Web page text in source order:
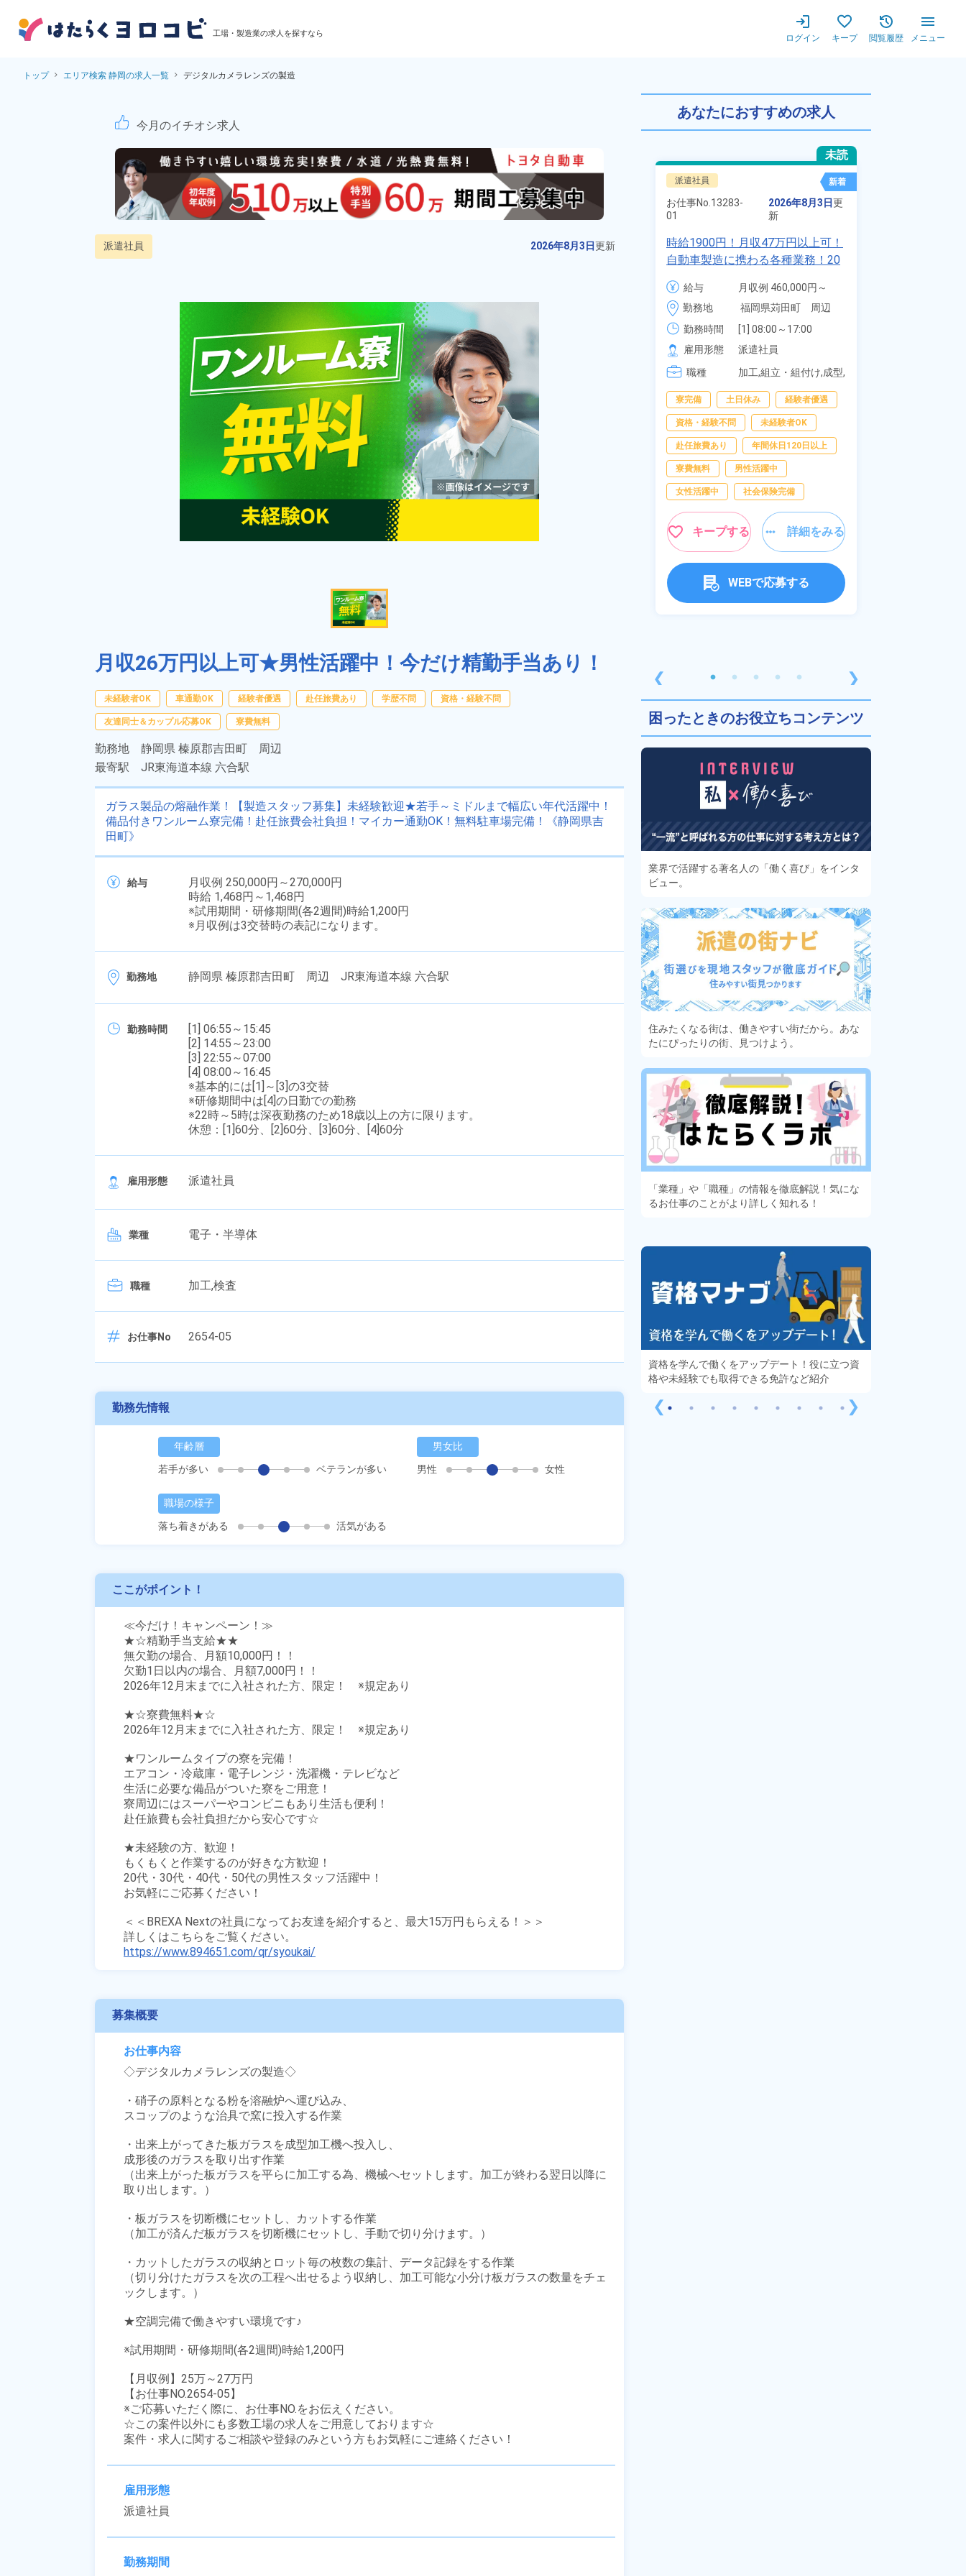
工場・製造業の求人を探すなら ログイン キープ 閲覧履歴 メニュー
トップ エリア検索 静岡の求人一覧 デジタルカメラレンズの製造
ガラス製品の熔融作業！【製造スタッフ募集】未経験歓迎★若手～ミドルまで幅
今月のイチオシ求人
派遣社員 2026年8月3日更新
月収26万円以上可★男性活躍中！今だけ精勤手当あり！
未経験者OK 車通勤OK 経験者優遇 赴任旅費あり 学歴不問 資格・経験不問
友達同士＆カップル応募OK 寮費無料
勤務地 静岡県 榛原郡吉田町 周辺
最寄駅 JR東海道本線 六合駅
ガラス製品の熔融作業！【製造スタッフ募集】未経験歓迎★若手～ミドルまで幅広い年代活躍中！
備品付きワンルーム寮完備！赴任旅費会社負担！マイカー通勤OK！無料駐車場完備！《静岡県吉
田町》
給与
月収例 250,000円～270,000円
時給 1,468円～1,468円
※試用期間・研修期間(各2週間)時給1,200円
※月収例は3交替時の表記になります。
勤務地 静岡県 榛原郡吉田町 周辺 JR東海道本線 六合駅
勤務時間
[1] 06:55～15:45
[2] 14:55～23:00
[3] 22:55～07:00
[4] 08:00～16:45
※基本的には[1]～[3]の3交替
※研修期間中は[4]の日勤での勤務
※22時～5時は深夜勤務のため18歳以上の方に限ります。
休憩：[1]60分、[2]60分、[3]60分、[4]60分
雇用形態 派遣社員
業種 電子・半導体
職種 加工,検査
お仕事No 2654-05
勤務先情報
年齢層
若手が多い
ベテランが多い
男女比
男性
女性
職場の様子
落ち着きがある
活気がある
ここがポイント！
≪今だけ！キャンペーン！≫
★☆精勤手当支給★★
無欠勤の場合、月額10,000円！！
欠勤1日以内の場合、月額7,000円！！
2026年12月末までに入社された方、限定！　※規定あり
★☆寮費無料★☆
2026年12月末までに入社された方、限定！　※規定あり
★ワンルームタイプの寮を完備！
エアコン・冷蔵庫・電子レンジ・洗濯機・テレビなど
生活に必要な備品がついた寮をご用意！
寮周辺にはスーパーやコンビニもあり生活も便利！
赴任旅費も会社負担だから安心です☆
★未経験の方、歓迎！
もくもくと作業するのが好きな方歓迎！
20代・30代・40代・50代の男性スタッフ活躍中！
お気軽にご応募ください！
＜＜BREXA Nextの社員になってお友達を紹介すると、最大15万円もらえる！＞＞
https://www.894651.com/qr/syoukai/
募集概要
お仕事内容
◇デジタルカメラレンズの製造◇
・硝子の原料となる粉を溶融炉へ運び込み、
スコップのような治具で窯に投入する作業
・出来上がってきた板ガラスを成型加工機へ投入し、
成形後のガラスを取り出す作業
（出来上がった板ガラスを平らに加工する為、機械へセットします。加工が終わる翌日以降に
取り出します。）
・板ガラスを切断機にセットし、カットする作業
（加工が済んだ板ガラスを切断機にセットし、手動で切り分けます。）
・カットしたガラスの収納とロット毎の枚数の集計、データ記録をする作業
（切り分けたガラスを次の工程へ出せるよう収納し、加工可能な小分け板ガラスの数量をチェ
ックします。）
★空調完備で働きやすい環境です♪
※試用期間・研修期間(各2週間)時給1,200円
【月収例】25万～27万円
【お仕事NO.2654-05】
※ご応募いただく際に、お仕事NO.をお伝えください。
☆この案件以外にも多数工場の求人をご用意しております☆
案件・求人に関するご相談や登録のみという方もお気軽にご連絡ください！
雇用形態
派遣社員
勤務期間
あなたにおすすめの求人
❮
お仕事No.12733-
01
2026年8月3日
新
製造工程におけるマシンオペレー
ターと検査業務！空調完備で働き
時給1,650円！日払い制度あり！
《秋田県由利本荘市》
勤務地
秋田県由利本荘市　周
雇用形態
派遣社員
職種
マシンオペレーター,部
品供給・充填・運搬,検
査,ピッキング,梱包
未経験者OK 経験者優遇
男性活躍中 女性活躍中
送迎あり 赴任旅費あり
寮完備 年間休日120日以上
寮費無料 社会保険完備
未読
派遣社員 新着
お仕事No. 13283-
01
2026年8月3日更
新
時給1900円！月収47万円以上可！
自動車製造に携わる各種業務！20
代～40代の男女活躍中★ワンルー
ム寮無料！マイカー通勤OK！無料
駐車場あり！赴任旅費会社負担！
社員食堂あり！日払いあり！土日
休み！特別賞与90万円支給！《福
岡県京都郡苅田町》
給与
月収例 460,000円～
480,000円
時給 1,900円～1,900円
勤務地
福岡県苅田町　周辺
勤務時間
[1] 08:00～17:00
[2] 20:00～05:00
[3] 06:30～15:00
[4] 14:30～23:00
雇用形態
派遣社員
職種
加工,組立・組付け,成型,
オペレーター,部品供
給・充填・運搬,検査,物
流・配送
寮完備 土日休み 経験者優遇
資格・経験不問 未経験者OK
赴任旅費あり 年間休日120日以上
寮費無料 男性活躍中
女性活躍中 社会保険完備
キープする 詳細をみる
WEBで応募する
❯
困ったときのお役立ちコンテンツ
業界で活躍する著名人の「働く喜び」をインタ
ビュー。
住みたくなる街は、働きやすい街だから。あな
たにぴったりの街、見つけよう。
「業種」や「職種」の情報を徹底解説！気にな
るお仕事のことがより詳しく知れる！
❮
あるモノに魅了され続け気がつけばマニア
はず！
資格を学んで働くをアップデート！役に立つ資
格や未経験でも取得できる免許など紹介
❯